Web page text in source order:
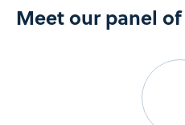
Meet our panel